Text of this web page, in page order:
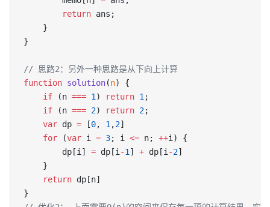
        return
ans;
    }
}
// 思路2：另外一种思路是从下向上计算
function solution(n) {
    if
(n === 1 ) return 1 ;
    if
(n === 2) return 2;
    var
dp = [0, 1 ,2]
    for
(var i = 3; i <= n; ++i) {
        dp[i]
= dp[i -1 ] + dp[i -2]
    }
    return
dp[n]
}